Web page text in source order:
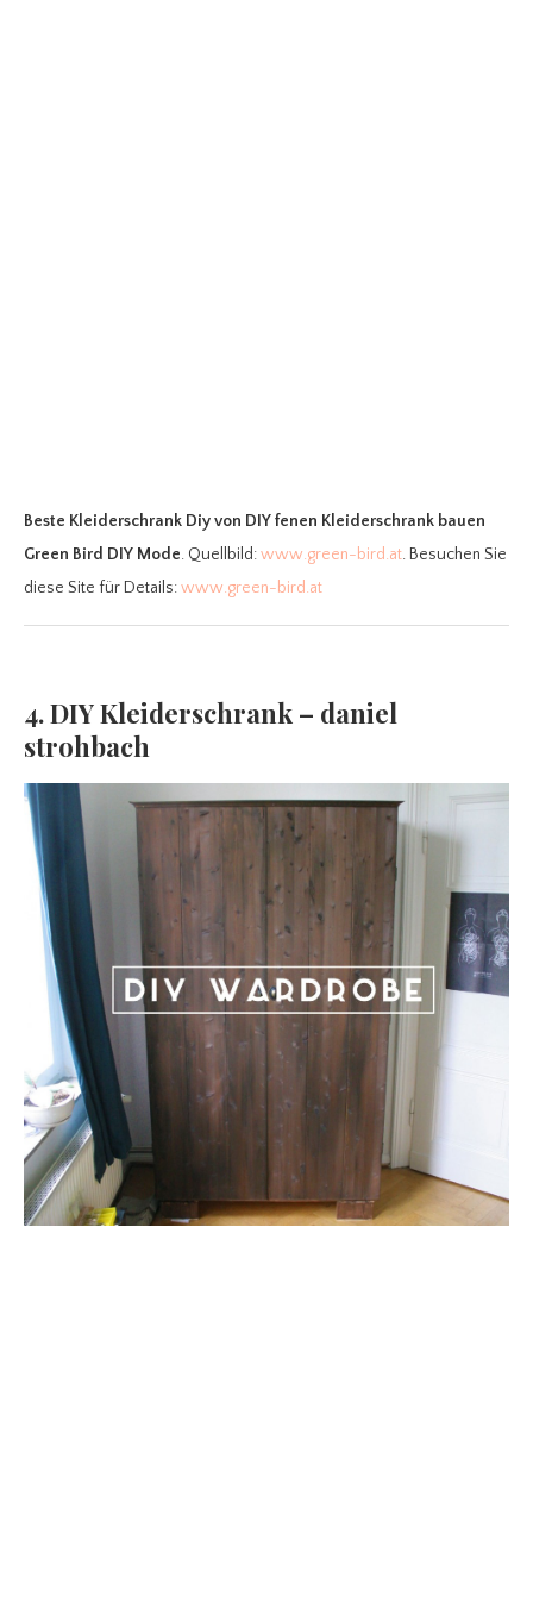
Beste Kleiderschrank Diyvon DIY fenen Kleiderschrank bauen
Green Bird DIY Mode. Quellbild:www.green-bird.at. Besuchen Sie
diese Site für Details:www.green-bird.at
4. DIY Kleiderschrank – daniel
strohbach